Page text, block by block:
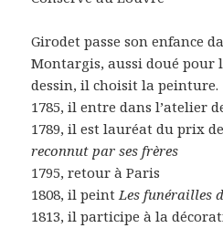
Girodet passe son enfance
Montargis, aussi doué pour
dessin, il choisit la peinture.
1785, il entre dans l’atelier
1789, il est lauréat du prix
reconnut par ses frères
1795, retour à Paris
1808, il peintLes funérailles
1813, il participe à la